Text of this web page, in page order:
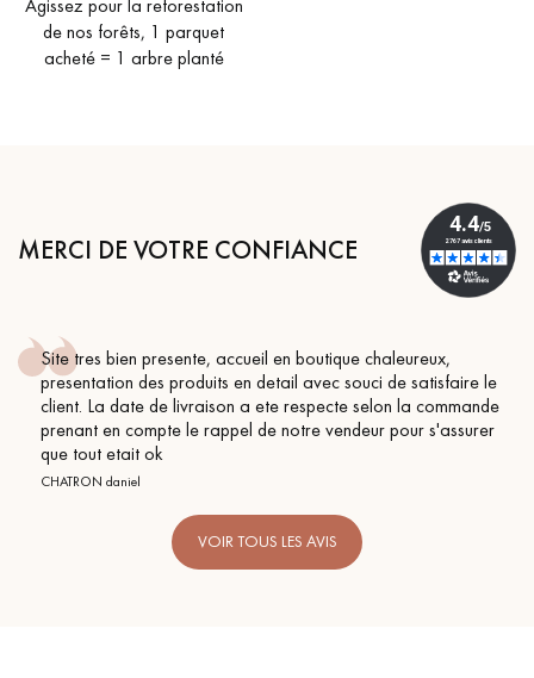
pas dans le choix et la pose de votre parquet.
Un expert Décoplus Parquets vous appelle
Demandez un rendez-vous personnalisé
Agissez pour la reforestation
de nos forêts, 1 parquet
acheté = 1 arbre planté
MERCI DE VOTRE CONFIANCE
Site tres bien presente, accueil en boutique chaleureux,
presentation des produits en detail avec souci de satisfaire le
client. La date de livraison a ete respecte selon la commande
prenant en compte le rappel de notre vendeur pour s'assurer
que tout etait ok
CHATRON daniel
VOIR TOUS LES AVIS